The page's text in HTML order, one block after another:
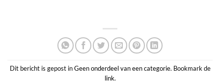
Dit bericht is gepost inGeen onderdeel van een categorie. Bookmark de
link.